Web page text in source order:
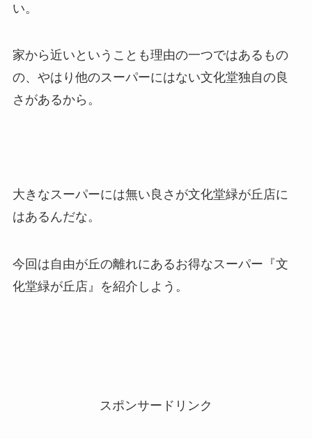
い。
家から近いということも理由の一つではあるもの
の、やはり他のスーパーにはない文化堂独自の良
さがあるから。
大きなスーパーには無い良さが文化堂緑が丘店に
はあるんだな。
今回は自由が丘の離れにあるお得なスーパー『文
化堂緑が丘店』を紹介しよう。
スポンサードリンク